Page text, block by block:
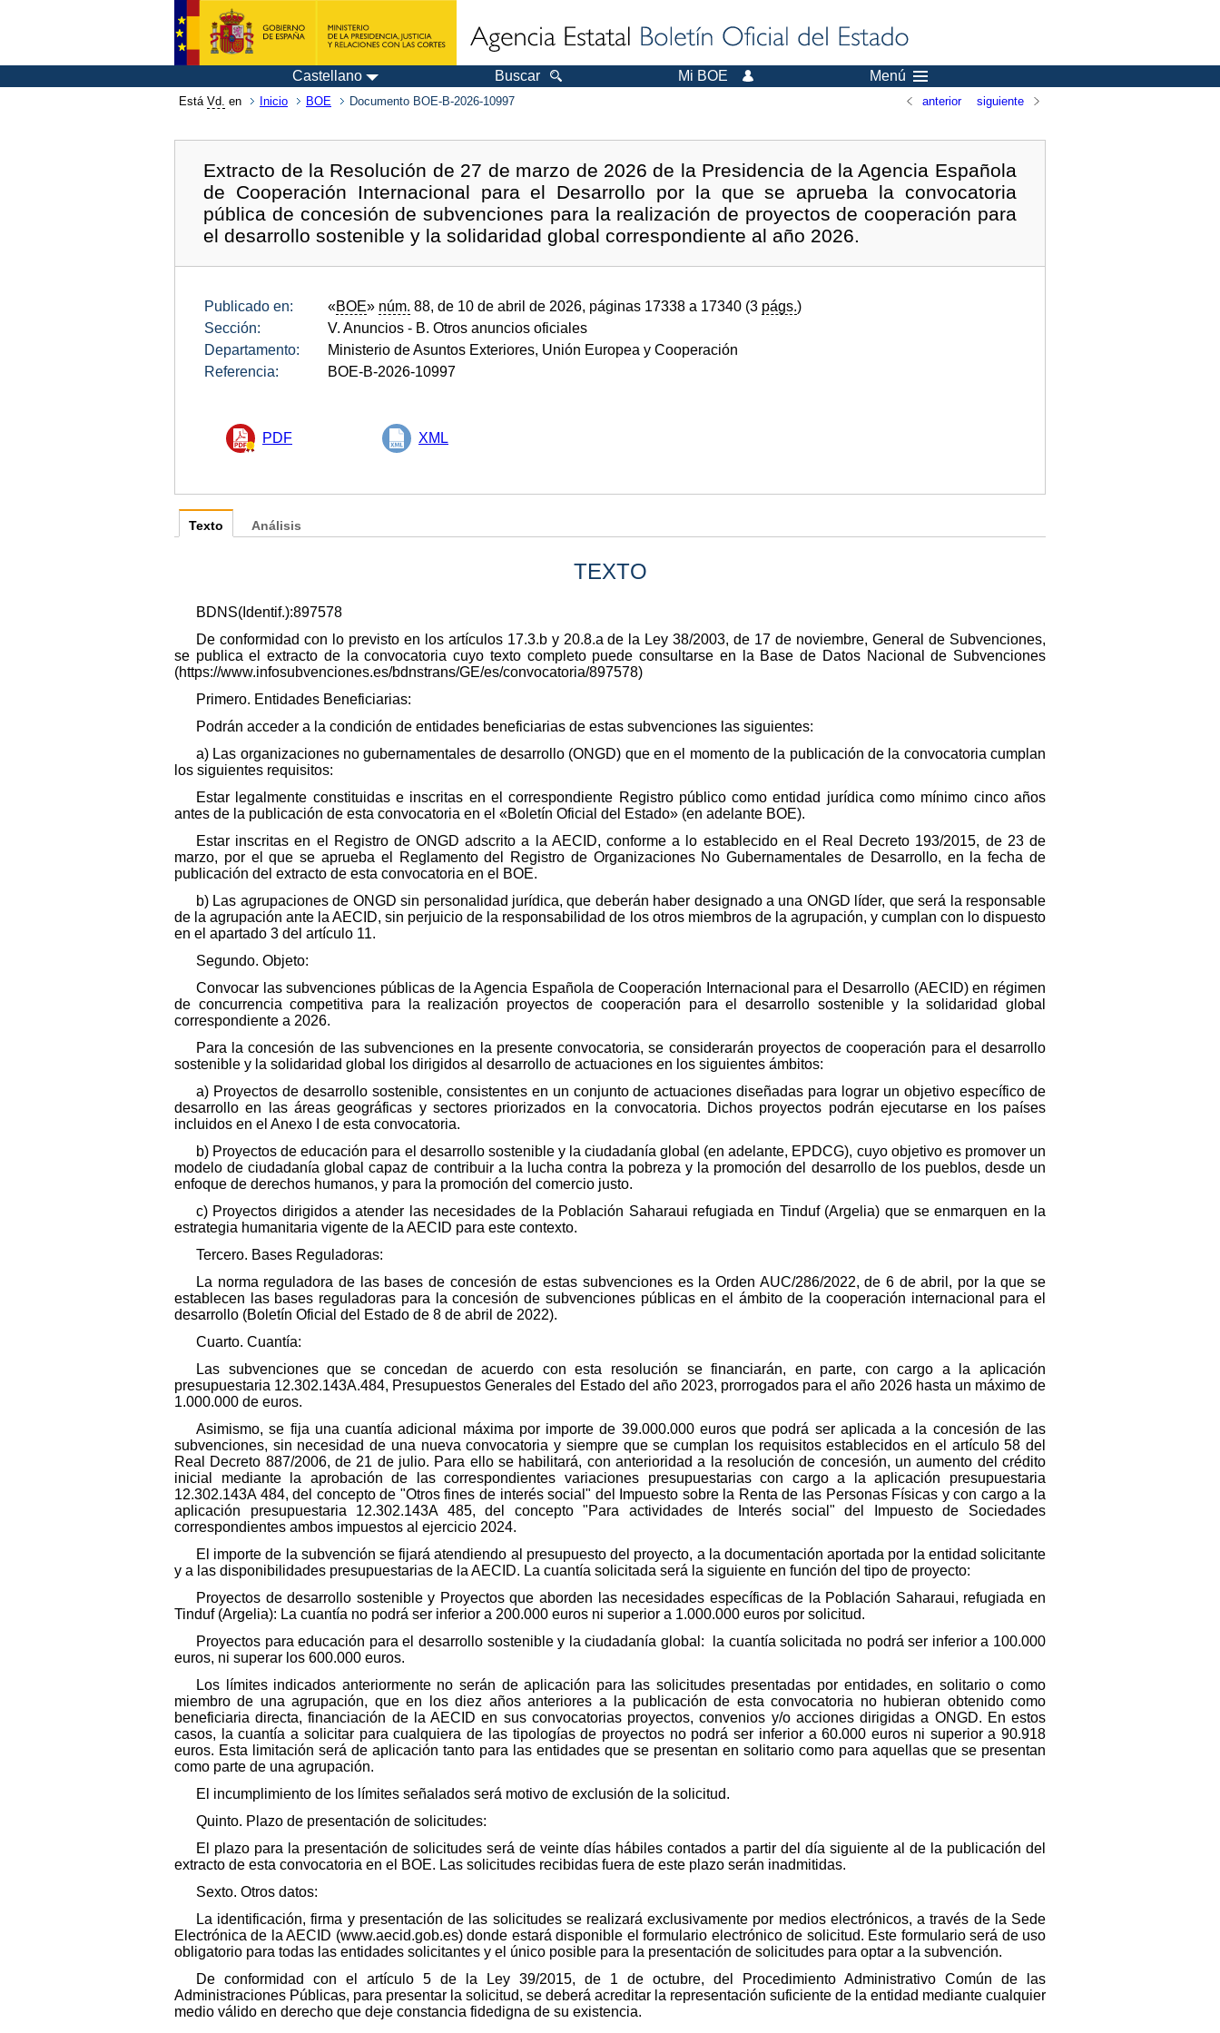
Castellano Buscar Mi BOE Menú
Está Vd. en Inicio BOE Documento BOE-B-2026-10997 anterior siguiente
Extracto de la Resolución de 27 de marzo de 2026 de la Presidencia de la Agencia Española
de Cooperación Internacional para el Desarrollo por la que se aprueba la convocatoria
pública de concesión de subvenciones para la realización de proyectos de cooperación para
el desarrollo sostenible y la solidaridad global correspondiente al año 2026.
Publicado en: «BOE» núm. 88, de 10 de abril de 2026, páginas 17338 a 17340 (3 págs.)
Sección:
V. Anuncios - B. Otros anuncios oficiales
Departamento:
Ministerio de Asuntos Exteriores, Unión Europea y Cooperación
Referencia:
BOE-B-2026-10997
PDF XML
Texto
TEXTO
BDNS(Identif.):897578
De conformidad con lo previsto en los artículos 17.3.b y 20.8.a de la Ley 38/2003, de 17 de noviembre, General de Subvenciones,
se publica el extracto de la convocatoria cuyo texto completo puede consultarse en la Base de Datos Nacional de Subvenciones
(https://www.infosubvenciones.es/bdnstrans/GE/es/convocatoria/897578)
Primero. Entidades Beneficiarias:
Podrán acceder a la condición de entidades beneficiarias de estas subvenciones las siguientes:
a) Las organizaciones no gubernamentales de desarrollo (ONGD) que en el momento de la publicación de la convocatoria cumplan
los siguientes requisitos:
Estar legalmente constituidas e inscritas en el correspondiente Registro público como entidad jurídica como mínimo cinco años
antes de la publicación de esta convocatoria en el «Boletín Oficial del Estado» (en adelante BOE).
Estar inscritas en el Registro de ONGD adscrito a la AECID, conforme a lo establecido en el Real Decreto 193/2015, de 23 de
marzo, por el que se aprueba el Reglamento del Registro de Organizaciones No Gubernamentales de Desarrollo, en la fecha de
publicación del extracto de esta convocatoria en el BOE.
b) Las agrupaciones de ONGD sin personalidad jurídica, que deberán haber designado a una ONGD líder, que será la responsable
de la agrupación ante la AECID, sin perjuicio de la responsabilidad de los otros miembros de la agrupación, y cumplan con lo dispuesto
en el apartado 3 del artículo 11.
Segundo. Objeto:
Convocar las subvenciones públicas de la Agencia Española de Cooperación Internacional para el Desarrollo (AECID) en régimen
de concurrencia competitiva para la realización proyectos de cooperación para el desarrollo sostenible y la solidaridad global
correspondiente a 2026.
Para la concesión de las subvenciones en la presente convocatoria, se considerarán proyectos de cooperación para el desarrollo
sostenible y la solidaridad global los dirigidos al desarrollo de actuaciones en los siguientes ámbitos:
a) Proyectos de desarrollo sostenible, consistentes en un conjunto de actuaciones diseñadas para lograr un objetivo específico de
desarrollo en las áreas geográficas y sectores priorizados en la convocatoria. Dichos proyectos podrán ejecutarse en los países
incluidos en el Anexo I de esta convocatoria.
b) Proyectos de educación para el desarrollo sostenible y la ciudadanía global (en adelante, EPDCG), cuyo objetivo es promover un
modelo de ciudadanía global capaz de contribuir a la lucha contra la pobreza y la promoción del desarrollo de los pueblos, desde un
enfoque de derechos humanos, y para la promoción del comercio justo.
c) Proyectos dirigidos a atender las necesidades de la Población Saharaui refugiada en Tinduf (Argelia) que se enmarquen en la
estrategia humanitaria vigente de la AECID para este contexto.
Tercero. Bases Reguladoras:
La norma reguladora de las bases de concesión de estas subvenciones es la Orden AUC/286/2022, de 6 de abril, por la que se
establecen las bases reguladoras para la concesión de subvenciones públicas en el ámbito de la cooperación internacional para el
desarrollo (Boletín Oficial del Estado de 8 de abril de 2022).
Cuarto. Cuantía:
Las subvenciones que se concedan de acuerdo con esta resolución se financiarán, en parte, con cargo a la aplicación
presupuestaria 12.302.143A.484, Presupuestos Generales del Estado del año 2023, prorrogados para el año 2026 hasta un máximo de
1.000.000 de euros.
Asimismo, se fija una cuantía adicional máxima por importe de 39.000.000 euros que podrá ser aplicada a la concesión de las
subvenciones, sin necesidad de una nueva convocatoria y siempre que se cumplan los requisitos establecidos en el artículo 58 del
Real Decreto 887/2006, de 21 de julio. Para ello se habilitará, con anterioridad a la resolución de concesión, un aumento del crédito
inicial mediante la aprobación de las correspondientes variaciones presupuestarias con cargo a la aplicación presupuestaria
12.302.143A 484, del concepto de "Otros fines de interés social" del Impuesto sobre la Renta de las Personas Físicas y con cargo a la
aplicación presupuestaria 12.302.143A 485, del concepto "Para actividades de Interés social" del Impuesto de Sociedades
correspondientes ambos impuestos al ejercicio 2024.
El importe de la subvención se fijará atendiendo al presupuesto del proyecto, a la documentación aportada por la entidad solicitante
y a las disponibilidades presupuestarias de la AECID. La cuantía solicitada será la siguiente en función del tipo de proyecto:
Proyectos de desarrollo sostenible y Proyectos que aborden las necesidades específicas de la Población Saharaui, refugiada en
Tinduf (Argelia): La cuantía no podrá ser inferior a 200.000 euros ni superior a 1.000.000 euros por solicitud.
Proyectos para educación para el desarrollo sostenible y la ciudadanía global: la cuantía solicitada no podrá ser inferior a 100.000
euros, ni superar los 600.000 euros.
Los límites indicados anteriormente no serán de aplicación para las solicitudes presentadas por entidades, en solitario o como
miembro de una agrupación, que en los diez años anteriores a la publicación de esta convocatoria no hubieran obtenido como
beneficiaria directa, financiación de la AECID en sus convocatorias proyectos, convenios y/o acciones dirigidas a ONGD. En estos
casos, la cuantía a solicitar para cualquiera de las tipologías de proyectos no podrá ser inferior a 60.000 euros ni superior a 90.918
euros. Esta limitación será de aplicación tanto para las entidades que se presentan en solitario como para aquellas que se presentan
como parte de una agrupación.
El incumplimiento de los límites señalados será motivo de exclusión de la solicitud.
Quinto. Plazo de presentación de solicitudes:
El plazo para la presentación de solicitudes será de veinte días hábiles contados a partir del día siguiente al de la publicación del
extracto de esta convocatoria en el BOE. Las solicitudes recibidas fuera de este plazo serán inadmitidas.
Sexto. Otros datos:
La identificación, firma y presentación de las solicitudes se realizará exclusivamente por medios electrónicos, a través de la Sede
Electrónica de la AECID (www.aecid.gob.es) donde estará disponible el formulario electrónico de solicitud. Este formulario será de uso
obligatorio para todas las entidades solicitantes y el único posible para la presentación de solicitudes para optar a la subvención.
De conformidad con el artículo 5 de la Ley 39/2015, de 1 de octubre, del Procedimiento Administrativo Común de las
Administraciones Públicas, para presentar la solicitud, se deberá acreditar la representación suficiente de la entidad mediante cualquier
medio válido en derecho que deje constancia fidedigna de su existencia.
Análisis